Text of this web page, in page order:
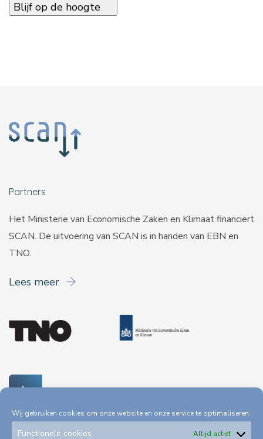
Wij gebruiken cookies om onze website en onze service te optimaliseren.
Functionele cookies Altijd actief
Blijf op de hoogte
Partners
Het Ministerie van Economische Zaken en Klimaat financiert
SCAN. De uitvoering van SCAN is in handen van EBN en
TNO.
Lees meer